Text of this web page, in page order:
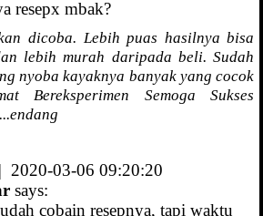
resepx mbak?
dicoba. Lebih puas hasilnya bisa
lebih murah daripada beli. Sudah
nyoba kayaknya banyak yang cocok
Bereksperimen Semoga Sukses
2020-03-06 09:20:20
says:
cobain resepnya, tapi waktu